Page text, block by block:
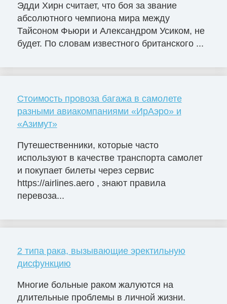
Эдди Хирн считает, что боя за звание
абсолютного чемпиона мира между
Тайсоном Фьюри и Александром Усиком, не
будет. По словам известного британского ...
Стоимость провоза багажа в самолете
разными авиакомпаниями «ИрАэро» и
«Азимут»
Путешественники, которые часто
используют в качестве транспорта самолет
и покупает билеты через сервис
https://airlines.aero , знают правила
перевоза...
2 типа рака, вызывающие эректильную
дисфункцию
Многие больные раком жалуются на
длительные проблемы в личной жизни.